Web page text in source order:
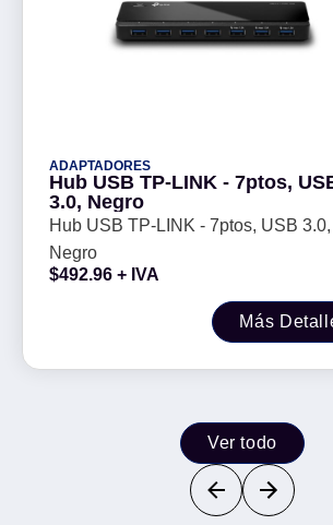
ADAPTADORES
Hub USB TP-LINK - 7ptos,
3.0, Negro
Hub USB TP-LINK - 7ptos, USB 3.0,
Negro
$492.96 + IVA
Más
Ver todo